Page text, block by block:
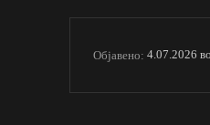
Објавено: 4.07.2026